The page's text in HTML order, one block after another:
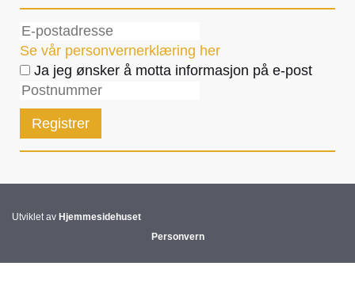
Se vår personvernerklæring her
Ja jeg ønsker å motta informasjon på e-post
Utviklet av Hjemmesidehuset
Personvern